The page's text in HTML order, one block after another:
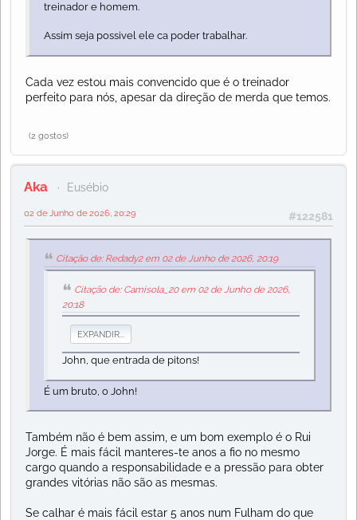
treinador e homem.
Assim seja possivel ele ca poder trabalhar.
Cada vez estou mais convencido que é o treinador
perfeito para nós, apesar da direção de merda que temos.
(2 gostos)
Aka Eusébio
#122581
02 de Junho de 2026, 20:29
Citação de: Redady2 em 02 de Junho de 2026, 20:19
Citação de: Camisola_20 em 02 de Junho de 2026,
20:18
EXPANDIR...
John, que entrada de pitons!
É um bruto, o John!
Também não é bem assim, e um bom exemplo é o Rui
Jorge. É mais fácil manteres-te anos a fio no mesmo
cargo quando a responsabilidade e a pressão para obter
grandes vitórias não são as mesmas.
Se calhar é mais fácil estar 5 anos num Fulham do que